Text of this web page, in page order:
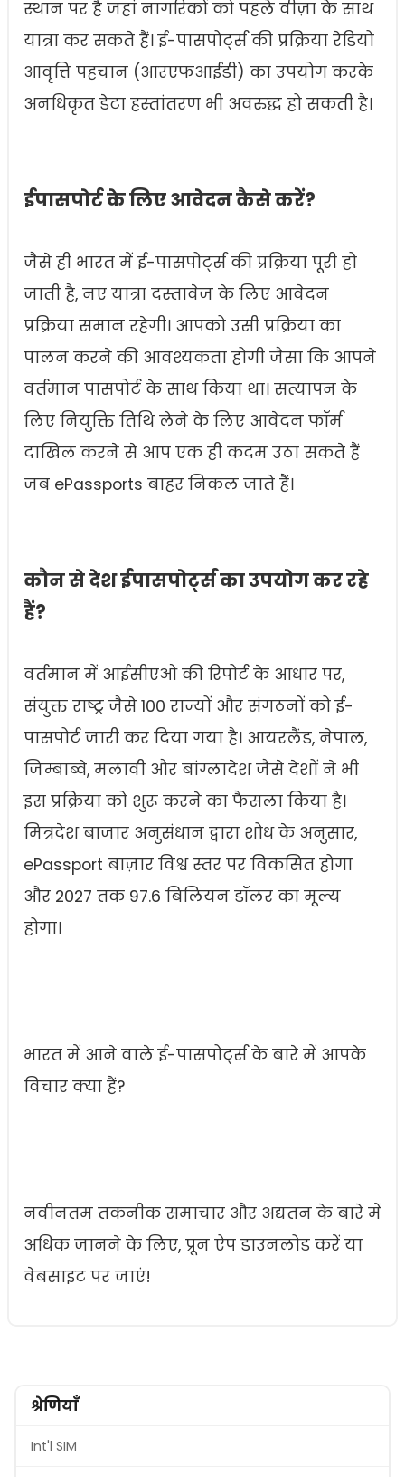
स्थान पर है जहां नागरिकों को पहले वीज़ा के साथ
यात्रा कर सकते हैं। ई-पासपोर्ट्स की प्रक्रिया रेडियो
आवृत्ति पहचान (आरएफआईडी) का उपयोग करके
अनधिकृत डेटा हस्तांतरण भी अवरुद्ध हो सकती है।
ईपासपोर्ट के लिए आवेदन कैसे करें?
जैसे ही भारत में ई-पासपोर्ट्स की प्रक्रिया पूरी हो
जाती है, नए यात्रा दस्तावेज के लिए आवेदन
प्रक्रिया समान रहेगी। आपको उसी प्रक्रिया का
पालन करने की आवश्यकता होगी जैसा कि आपने
वर्तमान पासपोर्ट के साथ किया था। सत्यापन के
लिए नियुक्ति तिथि लेने के लिए आवेदन फॉर्म
दाखिल करने से आप एक ही कदम उठा सकते हैं
जब ePassports बाहर निकल जाते हैं।
कौन से देश ईपासपोर्ट्स का उपयोग कर रहे
हैं?
वर्तमान में आईसीएओ की रिपोर्ट के आधार पर,
संयुक्त राष्ट्र जैसे 100 राज्यों और संगठनों को ई-
पासपोर्ट जारी कर दिया गया है। आयरलैंड, नेपाल,
जिम्बाब्वे, मलावी और बांग्लादेश जैसे देशों ने भी
इस प्रक्रिया को शुरू करने का फैसला किया है।
मित्रदेश बाजार अनुसंधान द्वारा शोध के अनुसार,
ePassport बाज़ार विश्व स्तर पर विकसित होगा
और 2027 तक 97.6 बिलियन डॉलर का मूल्य
होगा।
भारत में आने वाले ई-पासपोर्ट्स के बारे में आपके
विचार क्या हैं?
नवीनतम तकनीक समाचार और अद्यतन के बारे में
अधिक जानने के लिए, प्रून ऐप डाउनलोड करें या
वेबसाइट पर जाएं!
श्रेणियाँ
Int'l SIM